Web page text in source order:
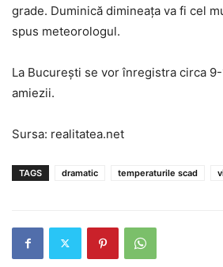
grade. Duminică dimineaţa va fi cel
spus meteorologul.
La Bucureşti se vor înregistra circa
amiezii.
Sursa: realitatea.net
TAGS dramatic temperaturile scad